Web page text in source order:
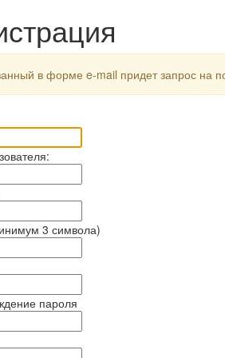
в форме e-mail придет запрос на
3 символа)
пароля